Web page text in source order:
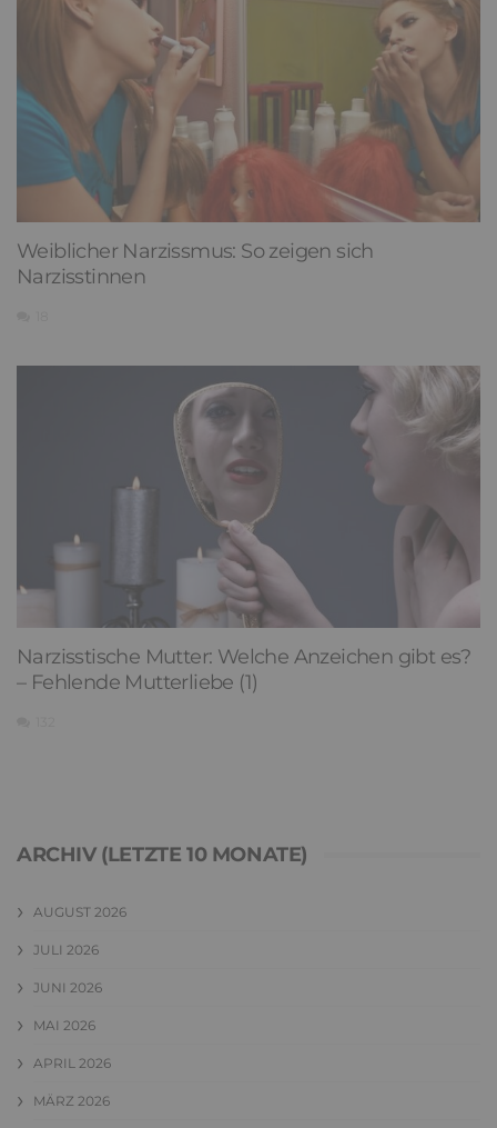
Weiblicher Narzissmus: So zeigen sich
Narzisstinnen
Narzisstische Mutter: Welche Anzeichen gibt es?
– Fehlende Mutterliebe (1)
ARCHIV (LETZTE 10 MONATE)
AUGUST 2026
JULI 2026
JUNI 2026
MAI 2026
APRIL 2026
MÄRZ 2026